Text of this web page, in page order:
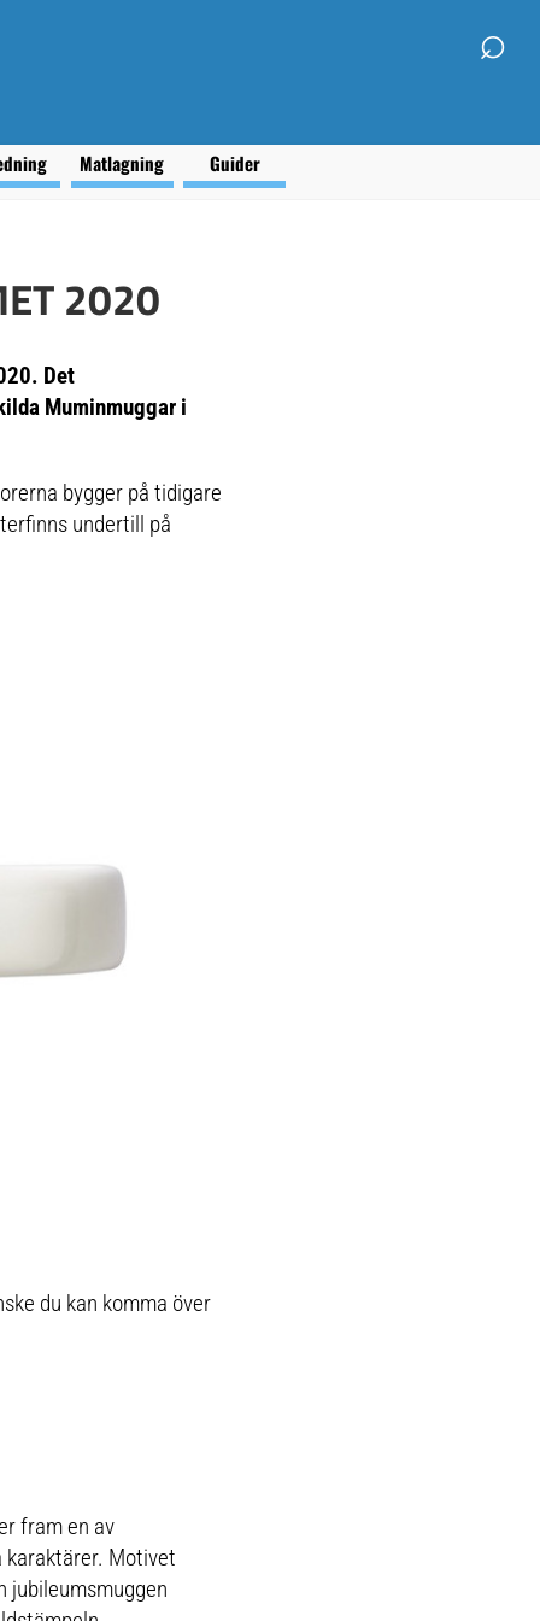
⌕
Matlagning Guider
2020
Det
Muminmuggar i
bygger på tidigare
undertill på
du kan komma över
fram en av
karaktärer. Motivet
jubileumsmuggen